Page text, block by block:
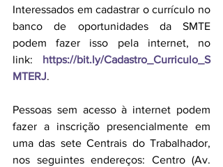
Interessados em cadastrar o currículo no
banco de oportunidades da SMTE
podem fazer isso pela internet, no
link: https://bit.ly/Cadastro_Curriculo_S
MTERJ.
Pessoas sem acesso à internet podem
fazer a inscrição presencialmente em
uma das sete Centrais do Trabalhador,
nos seguintes endereços: Centro (Av.